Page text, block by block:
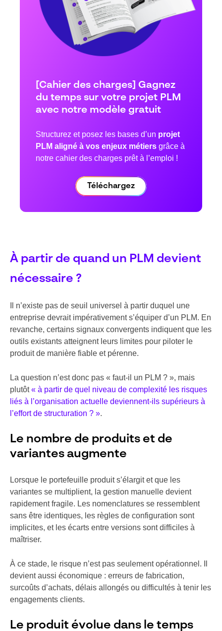
[Cahier des charges] Gagnez
du temps sur votre projet PLM
avec notre modèle gratuit
Structurez et posez les bases d’un projet
PLM aligné à vos enjeux métiers grâce à
notre cahier des charges prêt à l’emploi !
Téléchargez
À partir de quand un PLM devient
nécessaire ?
Il n’existe pas de seuil universel à partir duquel une
entreprise devrait impérativement s’équiper d’un PLM. En
revanche, certains signaux convergents indiquent que les
outils existants atteignent leurs limites pour piloter le
produit de manière fiable et pérenne.
La question n’est donc pas « faut-il un PLM ? », mais
plutôt« à partir de quel niveau de complexité les risques
liés à l’organisation actuelle deviennent-ils supérieurs à
l’effort de structuration ? ».
Le nombre de produits et de
variantes augmente
Lorsque le portefeuille produit s’élargit et que les
variantes se multiplient, la gestion manuelle devient
rapidement fragile. Les nomenclatures se ressemblent
sans être identiques, les règles de configuration sont
implicites, et les écarts entre versions sont difficiles à
maîtriser.
À ce stade, le risque n’est pas seulement opérationnel. Il
devient aussi économique : erreurs de fabrication,
surcoûts d’achats, délais allongés ou difficultés à tenir les
engagements clients.
Le produit évolue dans le temps